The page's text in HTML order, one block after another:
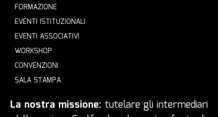
FORMAZIONE
EVENTI ISTITUZIONALI
EVENTI ASSOCIATIVI
WORKSHOP
CONVENZIONI
SALA STAMPA
La nostra missione: tutelare gli intermediari